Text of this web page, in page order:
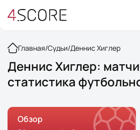
Главная/Судьи/Деннис Хиглер
Деннис Хиглер:
статистика
Обзор